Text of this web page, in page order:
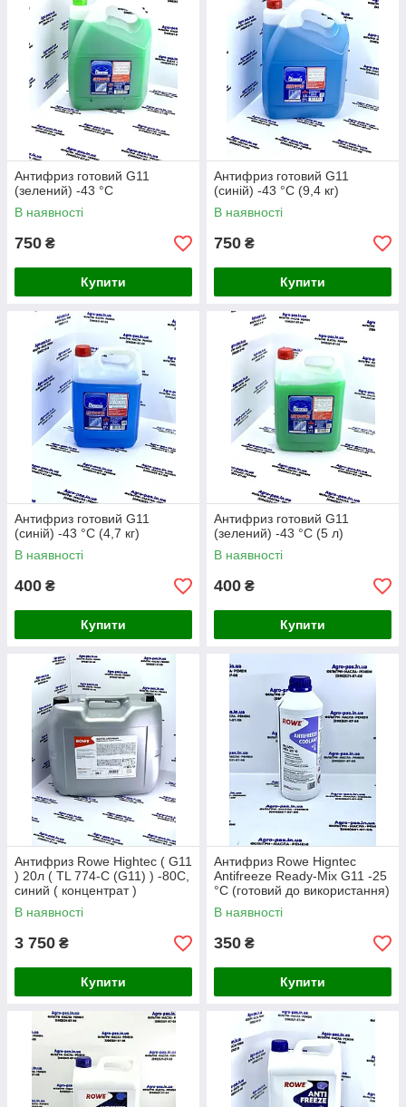
Антифриз готовий G11
(зелений) -43 °C
В наявності
750 ₴
Купити
Антифриз готовий G11
(синій) -43 °C (9,4 кг)
В наявності
750 ₴
Купити
Антифриз готовий G11
(синій) -43 °C (4,7 кг)
В наявності
400 ₴
Купити
Антифриз готовий G11
(зелений) -43 °C (5 л)
В наявності
400 ₴
Купити
Антифриз Rowe Hightec ( G11
) 20л ( TL 774-C (G11) ) -80C,
синий ( концентрат )
В наявності
3 750 ₴
Купити
Антифриз Rowe Higntec
Antifreeze Ready-Mix G11 -25
°C (готовий до використання)
1.5 л
В наявності
350 ₴
Купити